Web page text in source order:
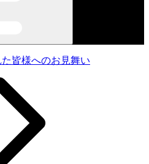
皆様へのお見舞い